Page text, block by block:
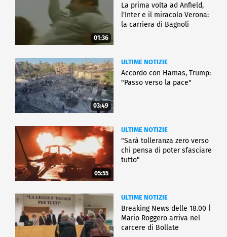
01:36
La prima volta ad Anfield,
l'Inter e il miracolo Verona:
la carriera di Bagnoli
03:49
ULTIME NOTIZIE
Accordo con Hamas, Trump:
"Passo verso la pace"
05:55
ULTIME NOTIZIE
"Sarà tolleranza zero verso
chi pensa di poter sfasciare
tutto"
ULTIME NOTIZIE
Breaking News delle 18.00 |
Mario Roggero arriva nel
carcere di Bollate